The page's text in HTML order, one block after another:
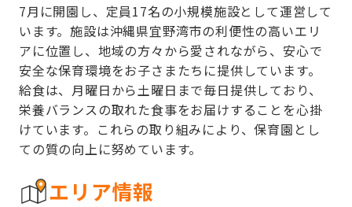
7月に開園し、定員17名の小規模施設として運営して
います。施設は沖縄県宜野湾市の利便性の高いエリ
アに位置し、地域の方々から愛されながら、安心で
安全な保育環境をお子さまたちに提供しています。
給食は、月曜日から土曜日まで毎日提供しており、
栄養バランスの取れた食事をお届けすることを心掛
けています。これらの取り組みにより、保育園とし
ての質の向上に努めています。
エリア情報